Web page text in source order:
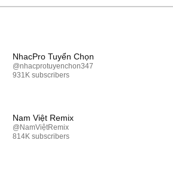
NhacPro Tuyển Chọn
@nhacprotuyenchon347
931K subscribers
Nam Việt Remix
@NamViệtRemix
814K subscribers